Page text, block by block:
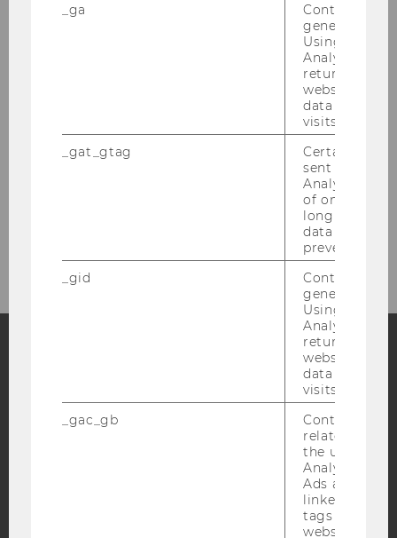
Niklas Jarisch
Viktorija Uskovic
Blog
Bluesky
_ga
Contains a
generated
Using this
Analytics can
returning
website and
data from
visits.
_gat_gtag
Certain data
sent to
Analytics a
of once per
long as it is
data
prevented.
_gid
Contains a
generated
Using this
Analytics can
returning
website and
data from
visits.
_gac_gb
Contains
related
the user. If
Analytics and
Ads accounts
linked, the
tags on the
website read